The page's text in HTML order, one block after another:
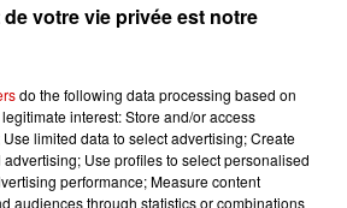
votre vie privée est notre
do the following data processing based on
interest: Store and/or access
limited data to select advertising; Create
Use profiles to select personalised
performance; Measure content
audiences through statistics or combinations